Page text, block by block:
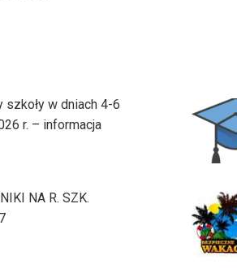
szkoły w dniach 4-6
r. – informacja
NA R. SZK.